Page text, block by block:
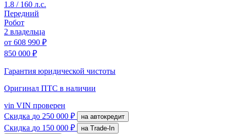
1.8 / 160 л.с.
Передний
Робот
2 владельца
от 608 990 ₽
850 000 ₽
Гарантия юридической чистоты
Оригинал ПТС в наличии
vin VIN проверен
Скидка до 250 000 ₽ на автокредит
Скидка до 150 000 ₽
на Trade-In